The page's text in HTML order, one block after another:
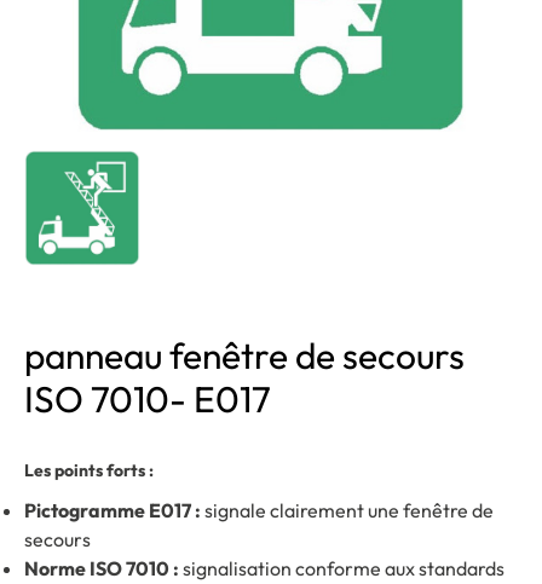
panneau fenêtre de secours
ISO 7010- E017
Les points forts :
Pictogramme E017 : signale clairement une fenêtre de
secours
Norme ISO 7010 : signalisation conforme aux standards